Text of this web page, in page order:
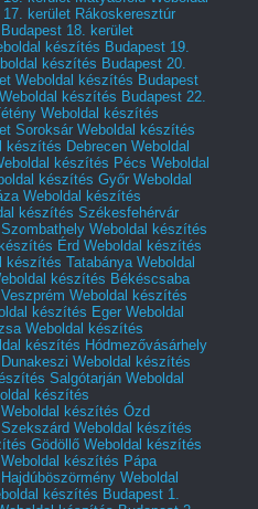
kerület Rákoskeresztúr
18. kerület
készítés Budapest 19.
készítés Budapest 20.
Weboldal készítés Budapest
Weboldal készítés Budapest 22.
Weboldal készítés
Soroksár Weboldal készítés
készítés Debrecen Weboldal
készítés Pécs Weboldal
készítés Győr Weboldal
Weboldal készítés
készítés Székesfehérvár
Weboldal készítés
Érd Weboldal készítés
készítés Tatabánya Weboldal
készítés Békéscsaba
Weboldal készítés
készítés Eger Weboldal
Weboldal készítés
készítés Hódmezővásárhely
Weboldal készítés
Salgótarján Weboldal
készítés
Weboldal készítés Ózd
Weboldal készítés
Gödöllő Weboldal készítés
Weboldal készítés Pápa
Weboldal
készítés Budapest 1.